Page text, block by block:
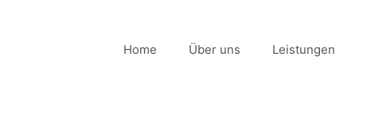
Home Über uns Leistungen